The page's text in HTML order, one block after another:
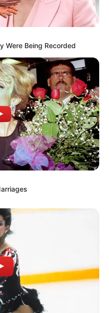
Were Being Recorded